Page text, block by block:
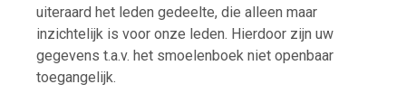
uiteraard het leden gedeelte, die alleen maar
inzichtelijk is voor onze leden. Hierdoor zijn uw
gegevens t.a.v. het smoelenboek niet openbaar
toegangelijk.